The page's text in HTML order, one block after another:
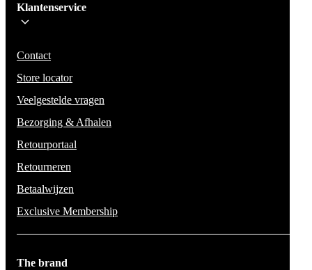
Wees op de hoogte voor het laatste nieuws, campagnes en acties. We
mail niet delen en geen spam verzenden.
Klantenservice
Contact
Store locator
Veelgestelde vragen
Bezorging & Afhalen
Retourportaal
Retourneren
Betaalwijzen
Exclusive Membership
The brand